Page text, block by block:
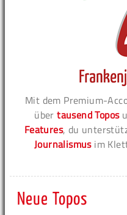
Mit dem Premium-
übertausend Topos
Features, du
Journalismusim
Neue Topos